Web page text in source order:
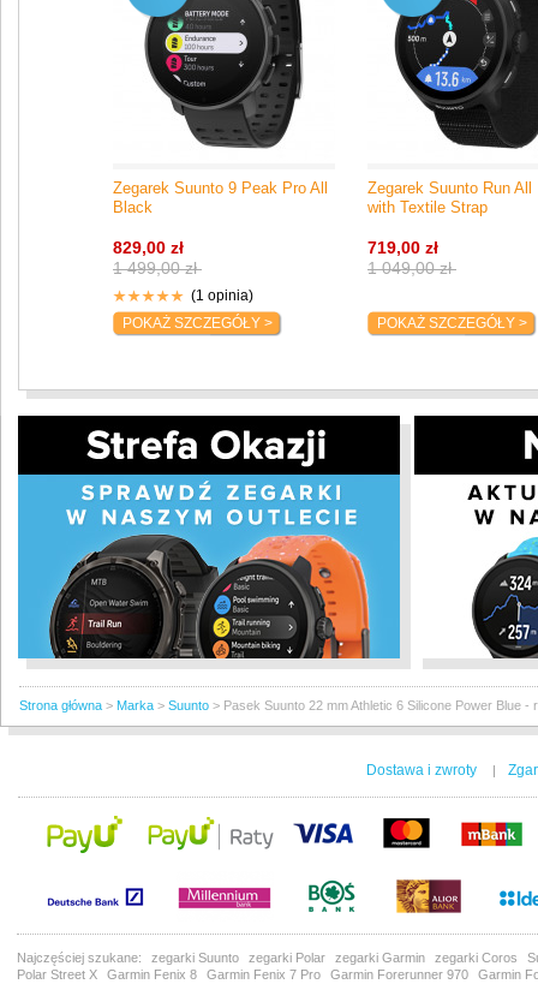
Zegarek Suunto 9 Peak Pro All
Black
829,00 zł
1 499,00 zł
(1 opinia)
POKAŻ SZCZEGÓŁY >
Zegarek Suunto Run All
with Textile Strap
719,00 zł
1 049,00 zł
POKAŻ SZCZEGÓŁY >
Strona główna > Marka > Suunto > Pasek Suunto 22 mm Athletic 6 Silicone Power Blue -
Dostawa i zwroty |
Najczęściej szukane: zegarki Suunto zegarki Polar zegarki Garmin zegarki Coros
Polar Street X
Garmin Fenix 8 Garmin Fenix 7 Pro Garmin Forerunner 970 Garmin